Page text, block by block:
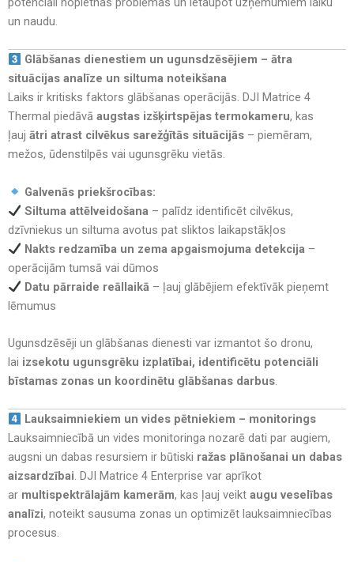
un naudu.
Glābšanas dienestiem un ugunsdzēsējiem – ātra
situācijas analīze un siltuma noteikšana
Laiks ir kritisks faktors glābšanas operācijās. DJI Matrice 4
Thermal piedāvā augstas izšķirtspējas termokameru, kas
ļauj ātri atrast cilvēkus sarežģītās situācijās – piemēram,
mežos, ūdenstilpēs vai ugunsgrēku vietās.
Galvenās priekšrocības:
Siltuma attēlveidošana– palīdz identificēt cilvēkus,
dzīvniekus un siltuma avotus pat sliktos laikapstākļos
Nakts redzamība un zema apgaismojuma detekcija–
operācijām tumsā vai dūmos
Datu pārraide reāllaikā– ļauj glābējiem efektīvāk pieņemt
lēmumus
Ugunsdzēsēji un glābšanas dienesti var izmantot šo dronu,
lai izsekotu ugunsgrēku izplatībai, identificētu potenciāli
bīstamas zonas un koordinētu glābšanas darbus.
Lauksaimniekiem un vides pētniekiem – monitorings
Lauksaimniecībā un vides monitoringa nozarē dati par augiem,
augsni un dabas resursiem ir būtiski ražas plānošanai un dabas
aizsardzībai. DJI Matrice 4 Enterprise var aprīkot
ar multispektrālajām kamerām, kas ļauj veikt augu veselības
analīzi, noteikt sausuma zonas un optimizēt lauksaimniecības
procesus.